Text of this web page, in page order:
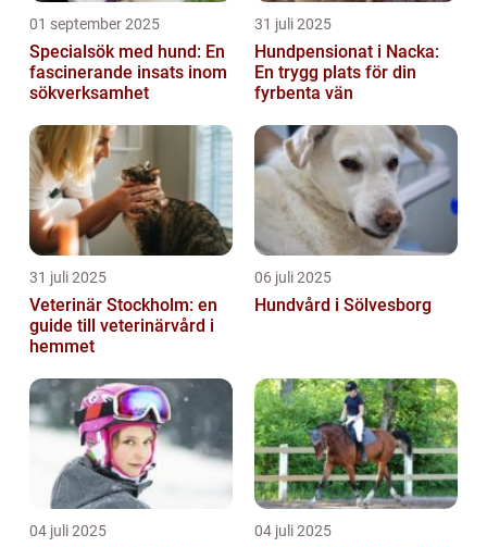
01 september 2025
Specialsök med hund: En
fascinerande insats inom
sökverksamhet
31 juli 2025
Hundpensionat i Nacka:
En trygg plats för din
fyrbenta vän
31 juli 2025
Veterinär Stockholm: en
guide till veterinärvård i
hemmet
06 juli 2025
Hundvård i Sölvesborg
04 juli 2025 04 juli 2025